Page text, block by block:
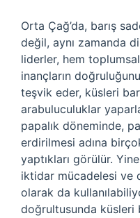
Orta Çağ’da, barış
değil, aynı zamanda
liderler, hem
inançların
teşvik eder, küsleri
arabuluculuklar
papalık döneminde,
erdirilmesi adına
yaptıkları görülür.
iktidar mücadelesi ve
olarak da
doğrultusunda küsleri